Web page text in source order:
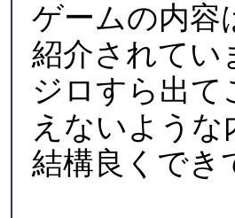
ゲームの内容
紹介されてい
ジロすら出
えないよう
結構良くでき